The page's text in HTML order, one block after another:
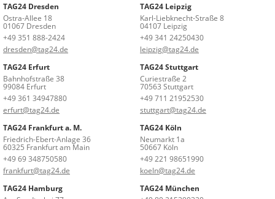
TAG24 Dresden
Ostra-Allee 18
01067 Dresden
+49 351 888-2424
dresden@tag24.de
TAG24 Leipzig
Karl-Liebknecht-Straße 8
04107 Leipzig
+49 341 24250430
leipzig@tag24.de
TAG24 Erfurt
Bahnhofstraße 38
99084 Erfurt
+49 361 34947880
erfurt@tag24.de
TAG24 Stuttgart
Curiestraße 2
70563 Stuttgart
+49 711 21952530
stuttgart@tag24.de
TAG24 Frankfurt a. M.
Friedrich-Ebert-Anlage 36
60325 Frankfurt am Main
+49 69 348750580
frankfurt@tag24.de
TAG24 Köln
Neumarkt 1a
50667 Köln
+49 221 98651990
koeln@tag24.de
TAG24 Hamburg
TAG24 München